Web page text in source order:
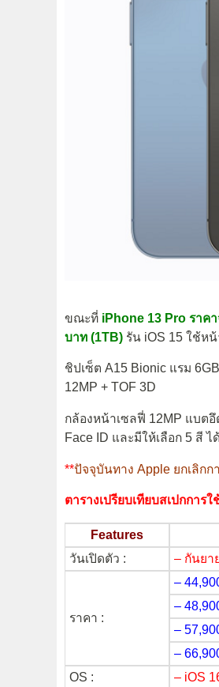
ขณะที่ iPhone 13 Pro ราค
บาท (1TB) รัน iOS 15 ใช้ห
ชิปเซ็ต A15 Bionic แรม
12MP + TOF 3D
กล้องหน้าเซลฟี่ 12MP แบต
Face ID และมีให้เลือก 5 สี
**ปัจจุบันทาง Apple ยกเลิก
ตารางเปรียบเทียบสเปกกา
Features
วันเปิดตัว :
– กันยา
ราคา :
–
–
–
–
OS :
– iOS